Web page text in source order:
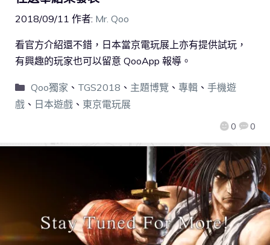
2018/09/11 作者: Mr. Qoo
0 0
看官方介紹還不錯，日本當京電玩展上亦有提供試玩，
有興趣的玩家也可以留意 QooApp 報導。
Qoo獨家 、 TGS2018 、 主題博覽 、 專輯、 手機遊
戲 、 日本遊戲 、 東京電玩展